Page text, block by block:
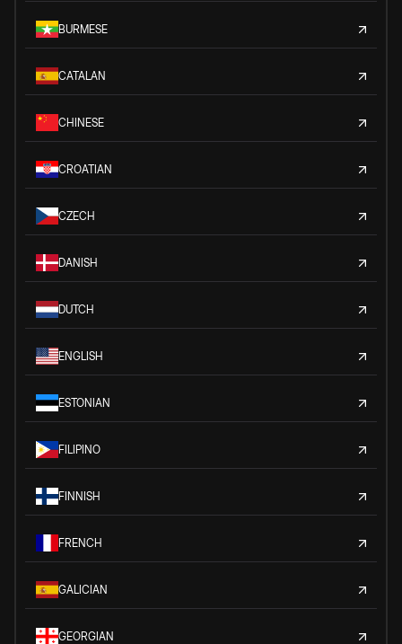
BURMESE
CATALAN
CHINESE
CROATIAN
CZECH
DANISH
DUTCH
ENGLISH
ESTONIAN
FILIPINO
FINNISH
FRENCH
GALICIAN
GEORGIAN